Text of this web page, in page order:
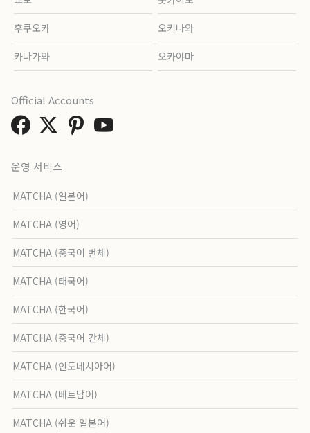
후쿠오카 오키나와
카나가와 오카야마
운영 서비스
MATCHA (일본어)
MATCHA (영어)
MATCHA (중국어 번체)
MATCHA (태국어)
MATCHA (한국어)
MATCHA (중국어 간체)
MATCHA (인도네시아어)
MATCHA (베트남어)
MATCHA (쉬운 일본어)
Official Accounts